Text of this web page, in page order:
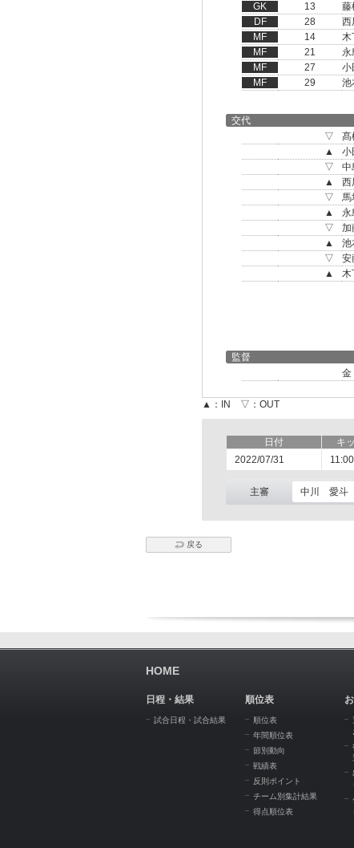
GK
13
DF
28
MF
14
MF
21
MF
27
MF
29
交代
▽
▲
▽
▲
▽
▲
▽
▲
▽
▲
監督
▲：IN ▽：OUT
日付 キ
2022/07/31
11:00
主審 中川 愛斗
戻る
HOME
日程・結果
試合日程・試合結果
順位表
順位表
年間順位表
節別動向
戦績表
反則ポイント
チーム別集計結果
得点順位表